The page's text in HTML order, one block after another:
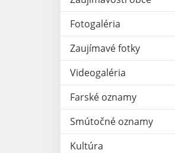
Fotogaléria
Zaujímavé fotky
Videogaléria
Farské oznamy
Smútočné oznamy
Kultúra